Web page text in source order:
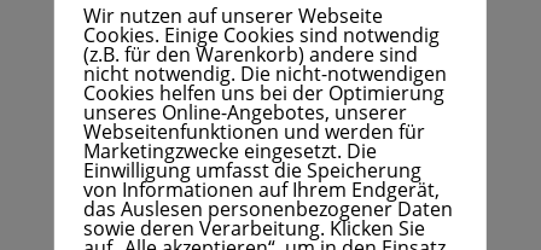
DREAMTEAM-Challenge
Alles Liebe
Birgit & die Seelenhunde
Wir nutzen auf unserer Webseite
Cookies. Einige Cookies sind notwendig
(z.B. für den Warenkorb) andere sind
nicht notwendig. Die nicht-notwendigen
Cookies helfen uns bei der Optimierung
unseres Online-Angebotes, unserer
Webseitenfunktionen und werden für
Marketingzwecke eingesetzt. Die
Einwilligung umfasst die Speicherung
von Informationen auf Ihrem Endgerät,
das Auslesen personenbezogener Daten
sowie deren Verarbeitung. Klicken Sie